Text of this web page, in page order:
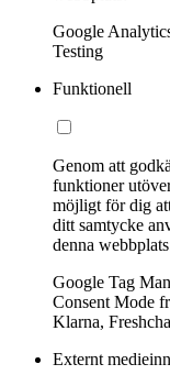
Google
Testing
Funktionell
Genom att
funktioner
möjligt för dig
ditt samtycke
denna
Google Tag
Consent Mode
Klarna,
Externt